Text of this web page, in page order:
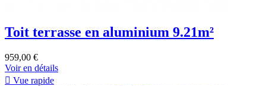
Toit terrasse en aluminium 9.21m²
959,00 €
Voir en détails
 Vue rapide